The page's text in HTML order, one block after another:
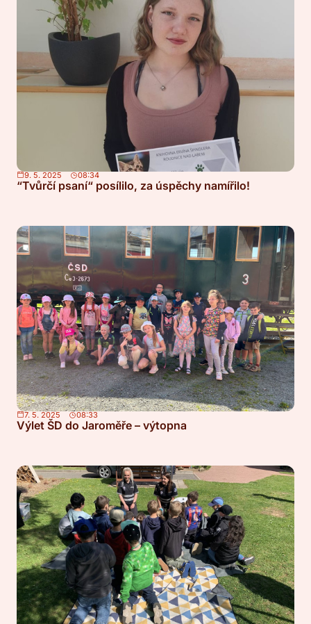
9. 5. 2025 08:34
“Tvůrčí psaní“ posílilo, za úspěchy namířilo!
7. 5. 2025 08:33
Výlet ŠD do Jaroměře – výtopna